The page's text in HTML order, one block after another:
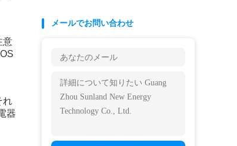
意
れ
器
メールでお問い合わせ